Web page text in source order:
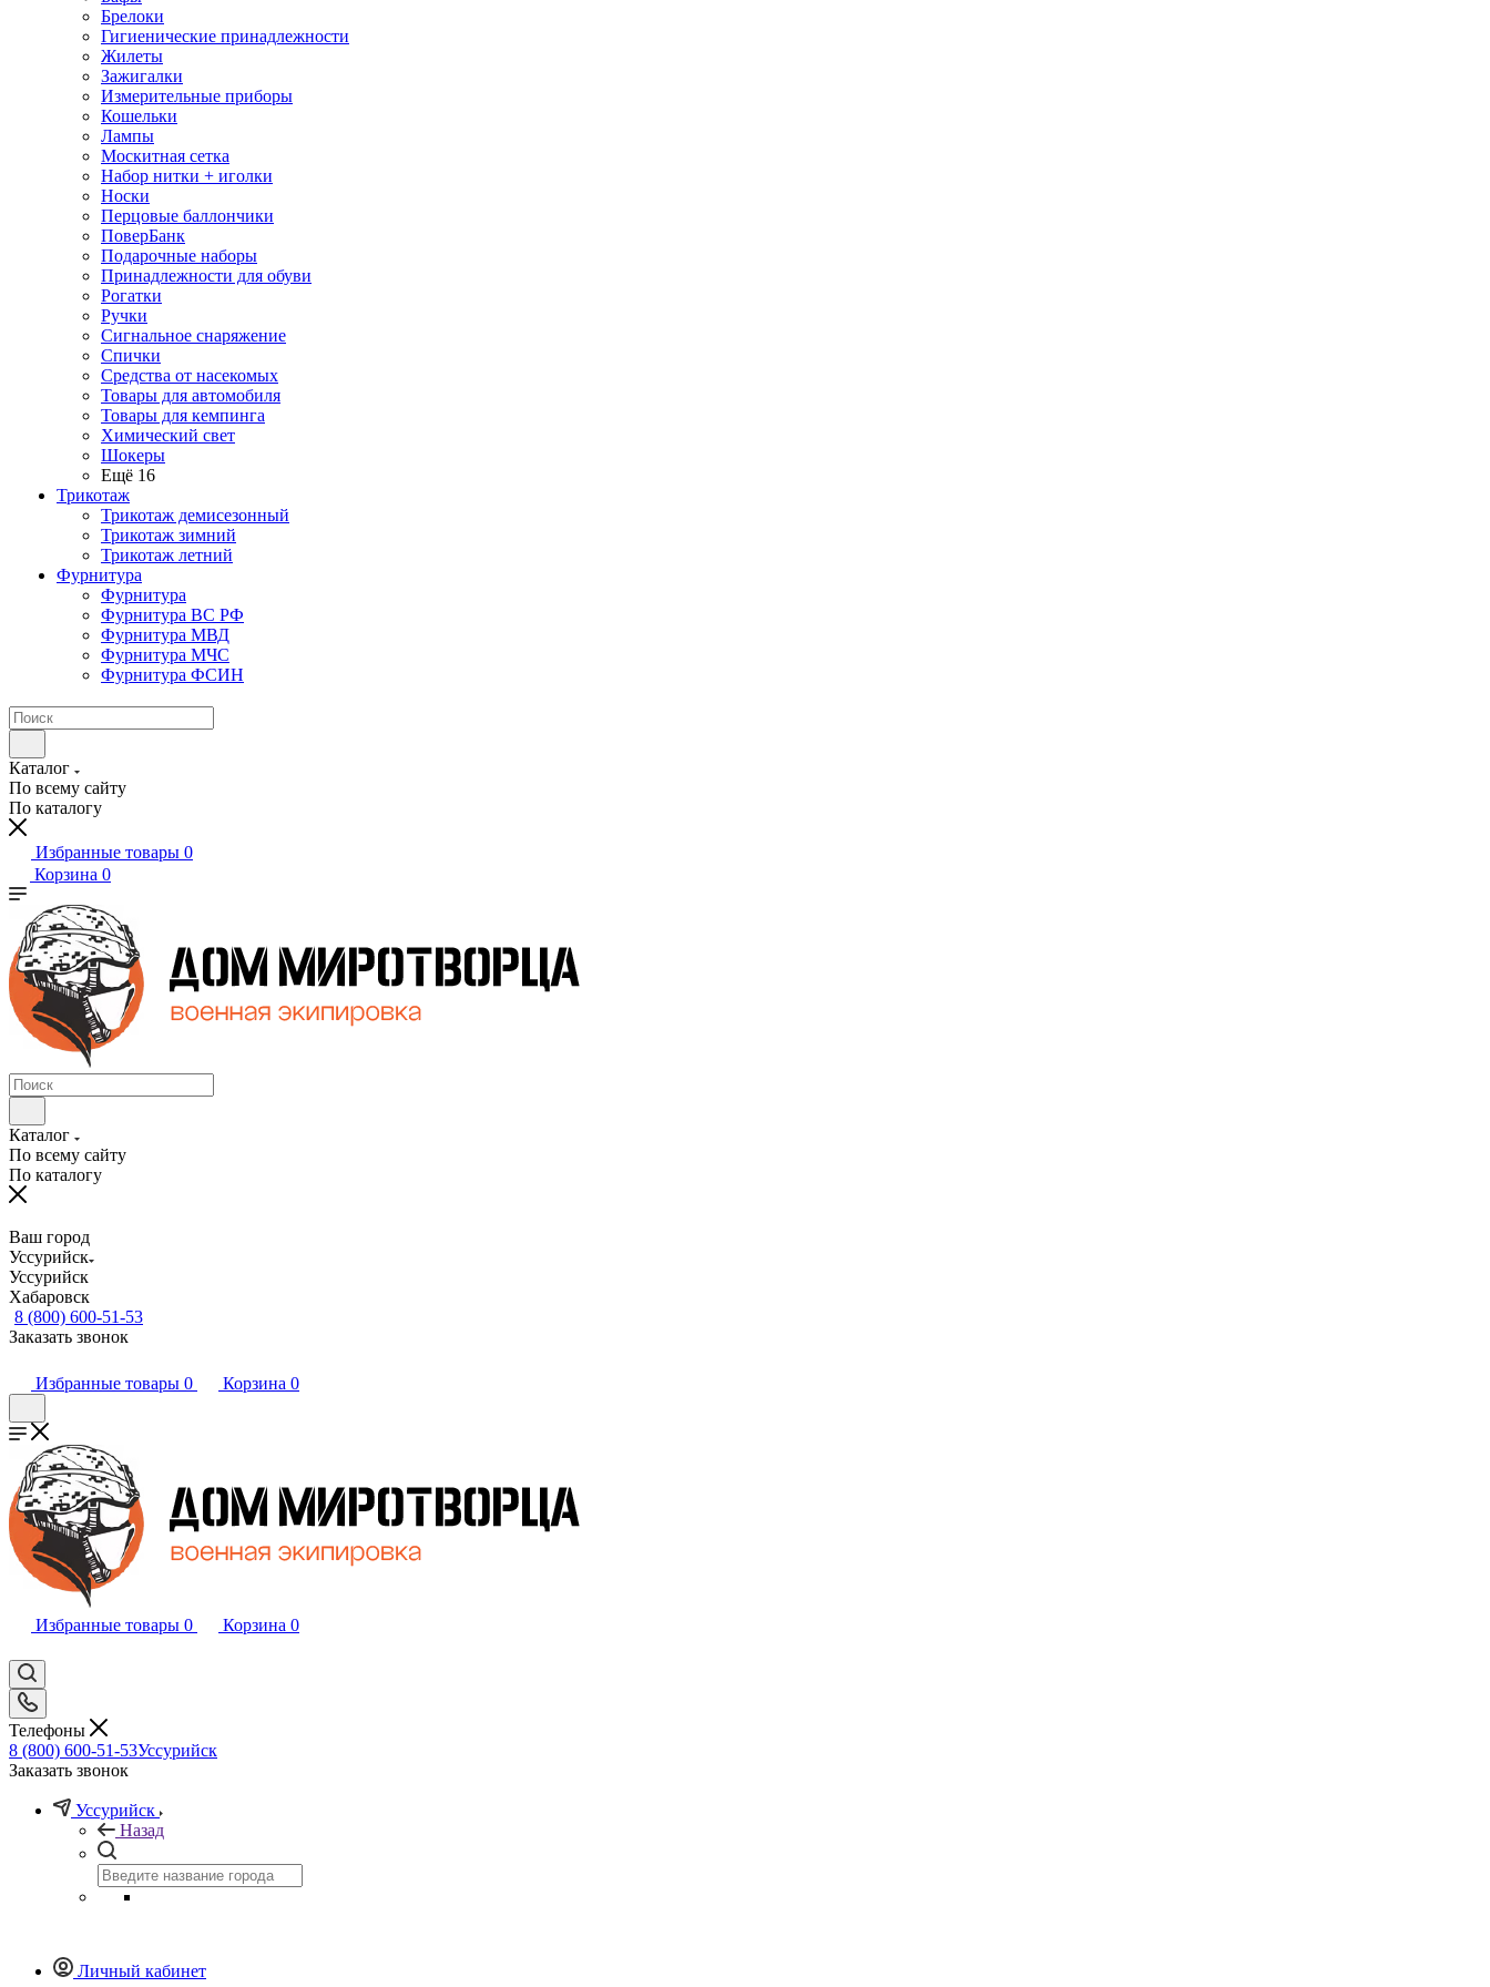
Брелоки
Гигиенические принадлежности
Жилеты
Зажигалки
Измерительные приборы
Кошельки
Лампы
Москитная сетка
Набор нитки + иголки
Носки
Перцовые баллончики
ПоверБанк
Подарочные наборы
Принадлежности для обуви
Рогатки
Ручки
Сигнальное снаряжение
Спички
Средства от насекомых
Товары для автомобиля
Товары для кемпинга
Химический свет
Шокеры
Ещё 16
Трикотаж
Трикотаж демисезонный
Трикотаж зимний
Трикотаж летний
Фурнитура
Фурнитура
Фурнитура ВС РФ
Фурнитура МВД
Фурнитура МЧС
Фурнитура ФСИН
Каталог
По всему сайту
По каталогу
Избранные товары 0
Корзина 0
Каталог
По всему сайту
По каталогу
Ваш город
Уссурийск
Уссурийск
Хабаровск
8 (800) 600-51-53
Заказать звонок
Избранные товары 0 Корзина 0
Избранные товары 0 Корзина 0
Телефоны
8 (800) 600-51-53Уссурийск
Заказать звонок
Уссурийск
Назад
Личный кабинет